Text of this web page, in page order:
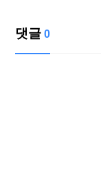
댓글 0